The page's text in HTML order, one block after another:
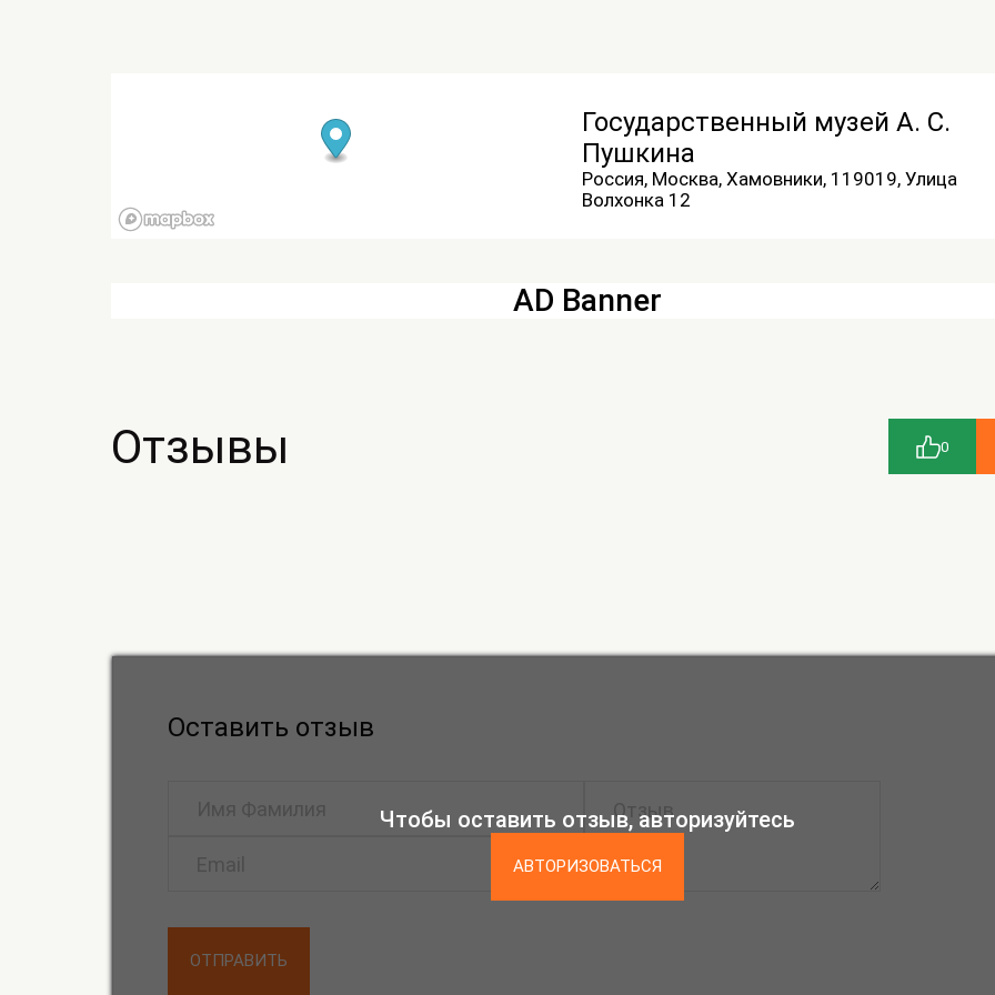
Государственный музей А. С.
Пушкина
Россия, Москва, Хамовники, 119019, Улица
Волхонка 12
AD Banner
Отзывы 0
Чтобы оставить отзыв, авторизуйтесь
АВТОРИЗОВАТЬСЯ
Оставить отзыв
ОТПРАВИТЬ